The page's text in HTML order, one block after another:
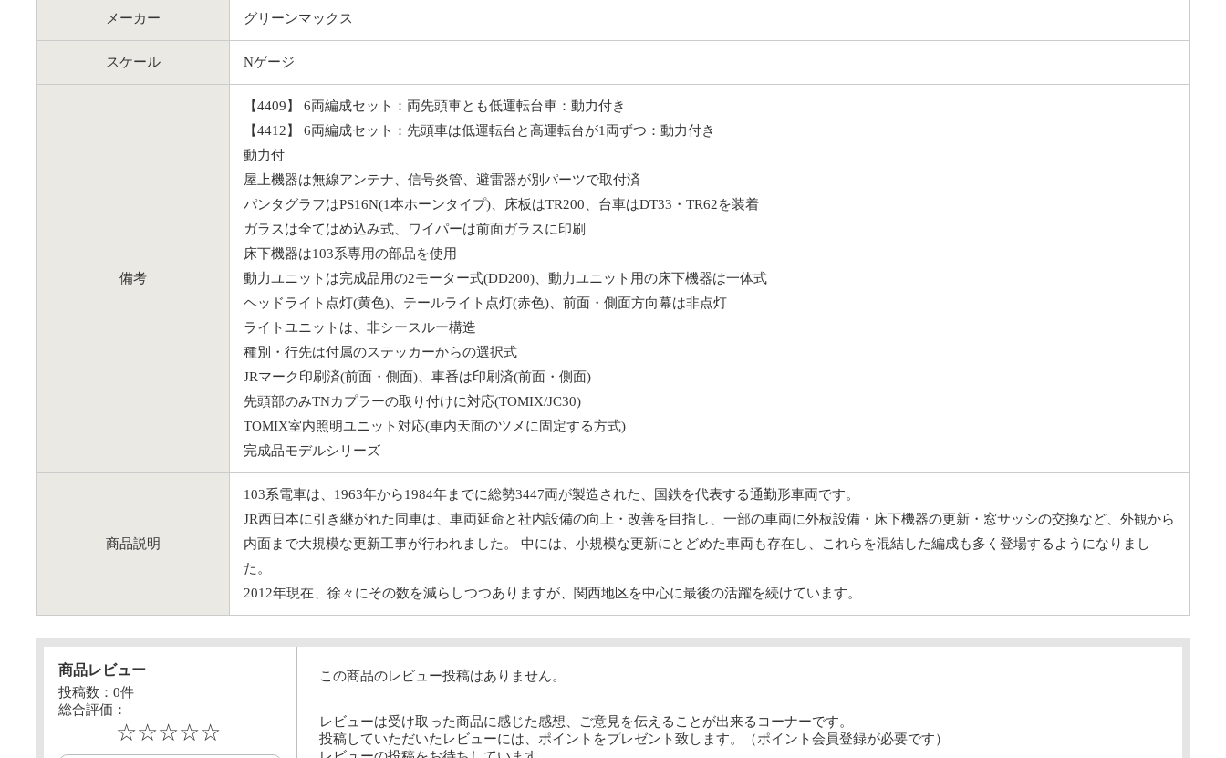
メーカー グリーンマックス
スケール Nゲージ
備考
【4409】 6両編成セット：両先頭車とも低運転台車：動力付き
【4412】 6両編成セット：先頭車は低運転台と高運転台が1両ずつ：動力付き
動力付
屋上機器は無線アンテナ、信号炎管、避雷器が別パーツで取付済
パンタグラフはPS16N(1本ホーンタイプ)、床板はTR200、台車はDT33・TR62を装着
ガラスは全てはめ込み式、ワイパーは前面ガラスに印刷
床下機器は103系専用の部品を使用
動力ユニットは完成品用の2モーター式(DD200)、動力ユニット用の床下機器は一体式
ヘッドライト点灯(黄色)、テールライト点灯(赤色)、前面・側面方向幕は非点灯
ライトユニットは、非シースルー構造
種別・行先は付属のステッカーからの選択式
JRマーク印刷済(前面・側面)、車番は印刷済(前面・側面)
先頭部のみTNカプラーの取り付けに対応(TOMIX/JC30)
TOMIX室内照明ユニット対応(車内天面のツメに固定する方式)
完成品モデルシリーズ
商品説明
103系電車は、1963年から1984年までに総勢3447両が製造された、国鉄を代表する通勤形車両です。
JR西日本に引き継がれた同車は、車両延命と社内設備の向上・改善を目指し、一部の車両に外板設備・床下機器の更新・窓サッシの交換など、外観から
内面まで大規模な更新工事が行われました。 中には、小規模な更新にとどめた車両も存在し、これらを混結した編成も多く登場するようになりまし
た。
2012年現在、徐々にその数を減らしつつありますが、関西地区を中心に最後の活躍を続けています。
商品レビュー
投稿数： 0件
総合評価：
☆☆☆☆☆
この商品のレビュー投稿はありません。
レビューは受け取った商品に感じた感想、ご意見を伝えることが出来るコーナーです。
投稿していただいたレビューには、ポイントをプレゼント致します。（ポイント会員登録が必要です）